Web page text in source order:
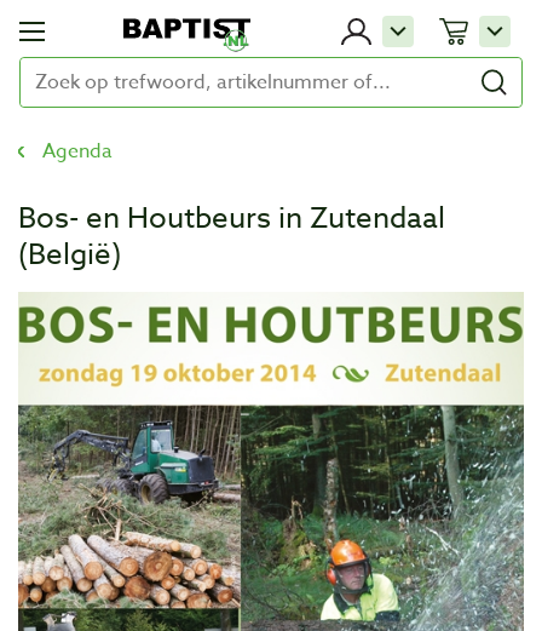
Agenda
Bos- en Houtbeurs in Zutendaal
(België)